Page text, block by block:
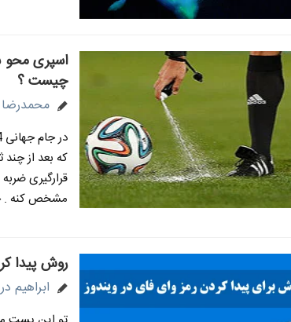
چیست ؟
محمدرضا
که بعد از
قرارگیری
مشخص کنه .
روش پیدا
ابراهیم